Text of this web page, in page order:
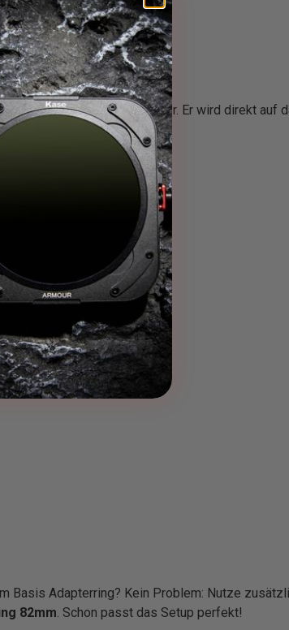
Grundring"
ARMOUR Filterhalter. Er wird direkt auf
82mm)
Basis Adapterring? Kein Problem: Nutze
82mm. Schon passt das Setup perfekt!